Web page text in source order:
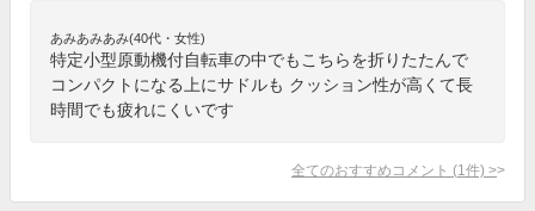
あみあみあみ(40代・女性)
特定小型原動機付自転車の中でもこちらを折りたたんで
コンパクトになる上にサドルも クッション性が高くて長
時間でも疲れにくいです
全てのおすすめコメント (1 件) >